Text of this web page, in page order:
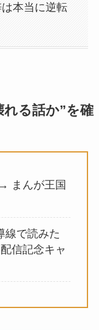
本当に逆転
れる話か”を確
まんが王国
線で読みた
信記念キャ